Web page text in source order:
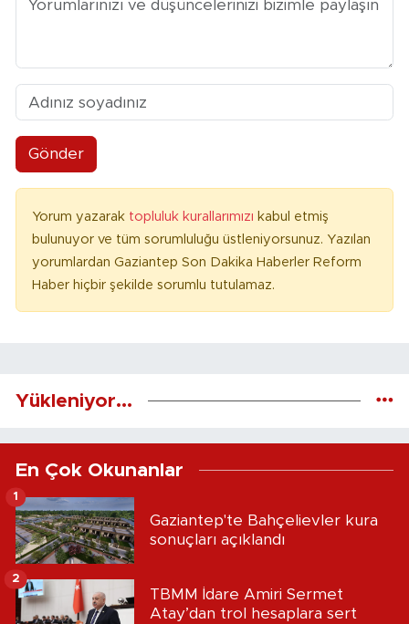
Gönder
Yorum yazarak topluluk kurallarımızı kabul etmiş
bulunuyor ve tüm sorumluluğu üstleniyorsunuz. Yazılan
yorumlardan Gaziantep Son Dakika Haberler Reform
Haber hiçbir şekilde sorumlu tutulamaz.
Yükleniyor...
En Çok Okunanlar
Gaziantep'te Bahçelievler kura
sonuçları açıklandı
1
TBMM İdare Amiri Sermet
Atay’dan trol hesaplara sert
2